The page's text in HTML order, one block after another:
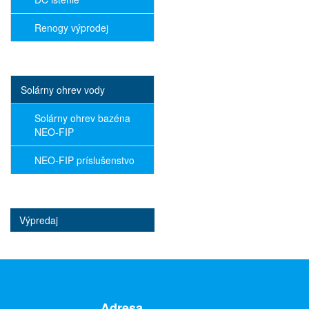
Renogy výprodej
Solárny ohrev vody
Solárny ohrev bazéna
NEO-FIP
NEO-FIP príslušenstvo
Výpredaj